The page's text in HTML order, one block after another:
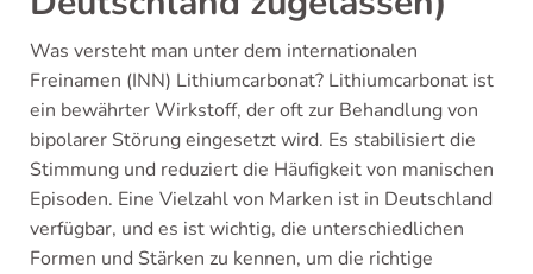
Was versteht man unter dem internationalen
Freinamen (INN) Lithiumcarbonat? Lithiumcarbonat ist
ein bewährter Wirkstoff, der oft zur Behandlung von
bipolarer Störung eingesetzt wird. Es stabilisiert die
Stimmung und reduziert die Häufigkeit von manischen
Episoden. Eine Vielzahl von Marken ist in Deutschland
verfügbar, und es ist wichtig, die unterschiedlichen
Formen und Stärken zu kennen, um die richtige